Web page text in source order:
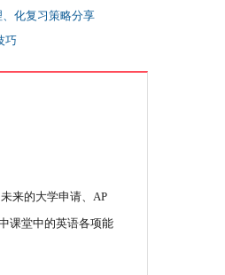
、化复习策略分享
巧
来的大学申请、AP
课堂中的英语各项能